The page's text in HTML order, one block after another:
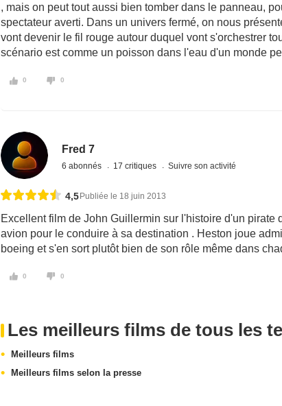
, mais on peut tout aussi bien tomber dans le panneau,
spectateur averti. Dans un univers fermé, on nous
vont devenir le fil rouge autour duquel vont s'orchestrer
scénario est comme un poisson dans l'eau d'un monde
0 0
Fred 7
6 abonnés 17 critiques Suivre son activité
4,5Publiée le 18 juin 2013
Excellent film de John Guillermin sur l'histoire d'un pirate
avion pour le conduire à sa destination . Heston joue
boeing et s'en sort plutôt bien de son rôle même dans
0 0
Les meilleurs films de tous les
Meilleurs films
Meilleurs films selon la presse